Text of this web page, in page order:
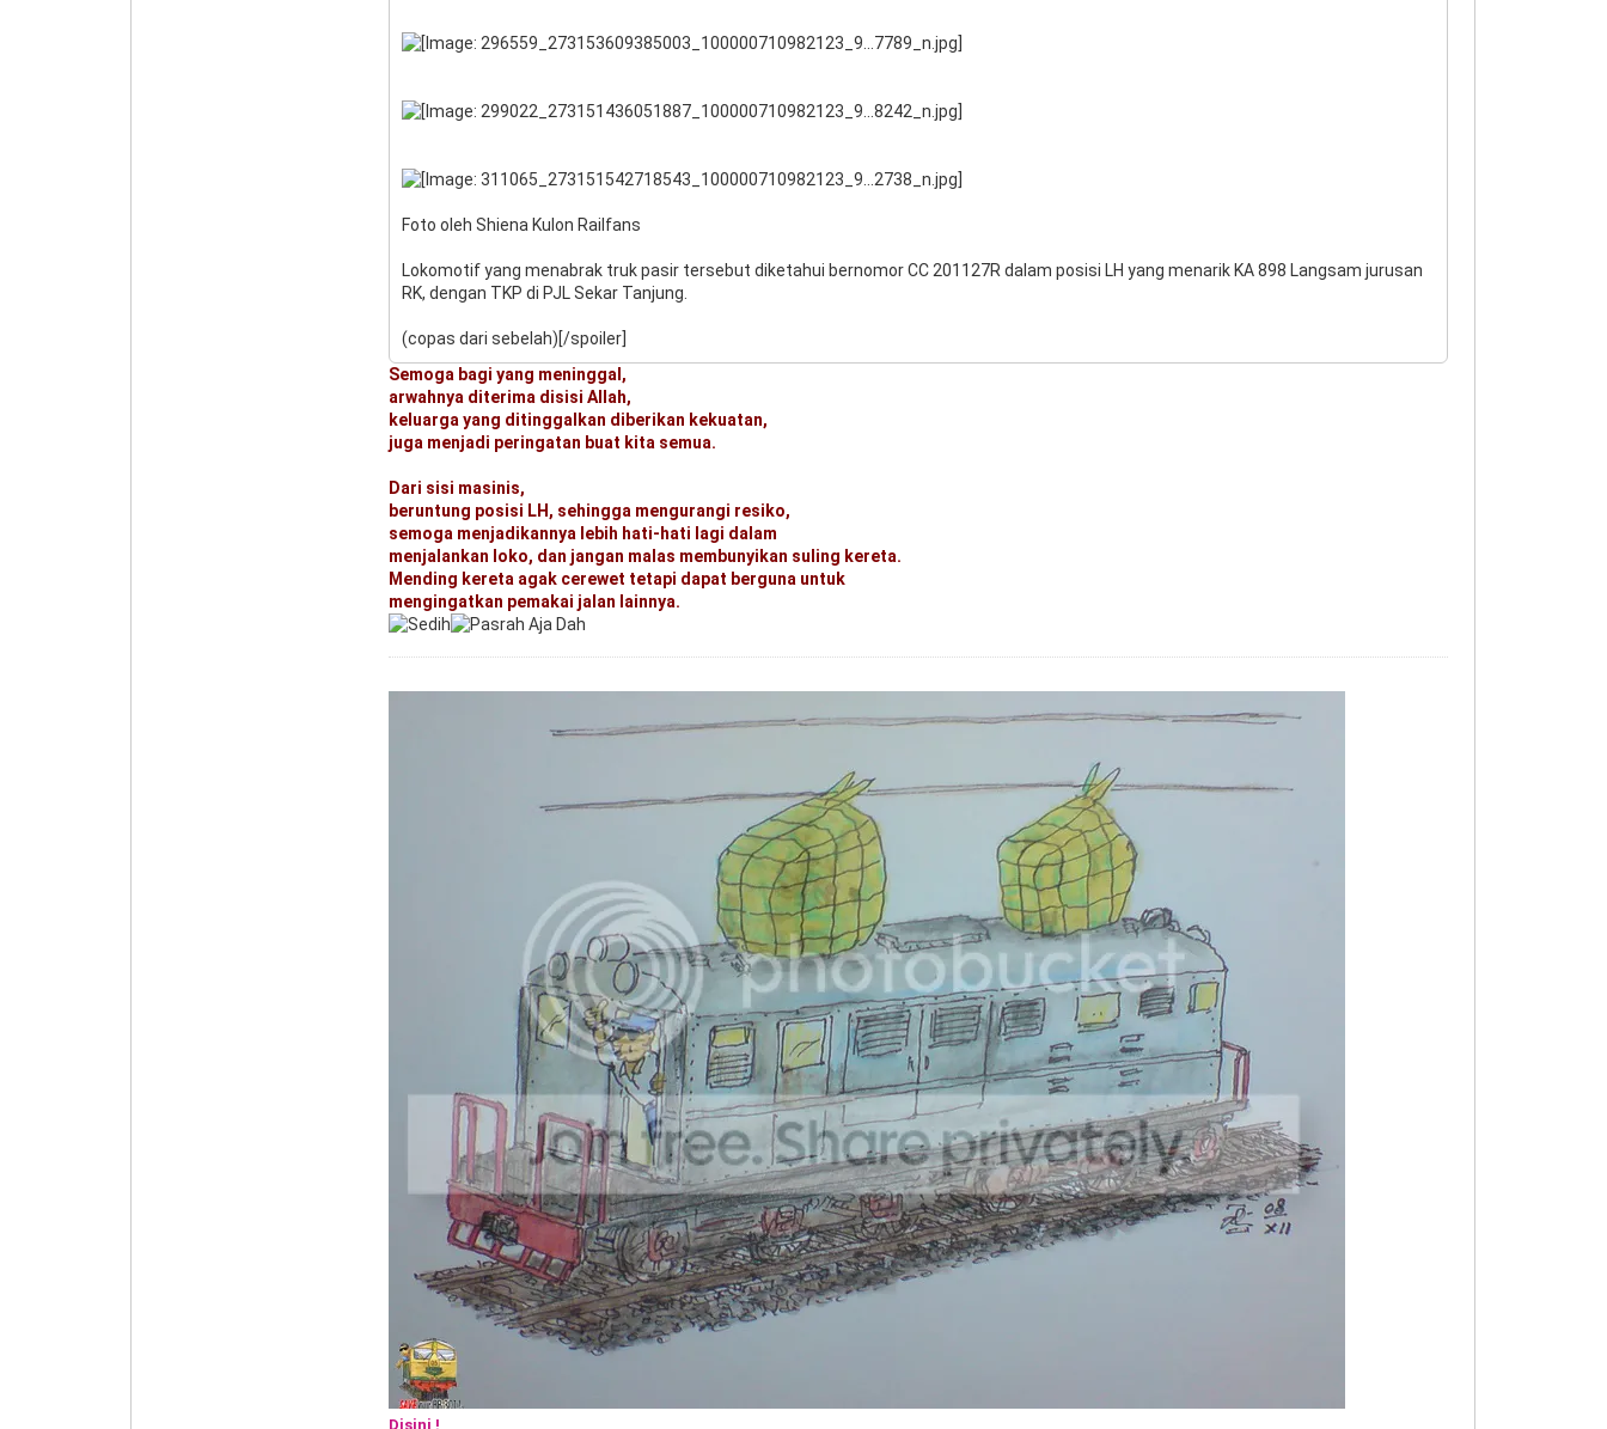
Foto oleh Shiena Kulon Railfans
Lokomotif yang menabrak truk pasir tersebut diketahui bernomor CC 201127R dalam posisi LH yang menarik KA 898 Langsam jurusan
RK, dengan TKP di PJL Sekar Tanjung.
(copas dari sebelah)[/spoiler]
Semoga bagi yang meninggal,
arwahnya diterima disisi Allah,
keluarga yang ditinggalkan diberikan kekuatan,
juga menjadi peringatan buat kita semua.
Dari sisi masinis,
beruntung posisi LH, sehingga mengurangi resiko,
semoga menjadikannya lebih hati-hati lagi dalam
menjalankan loko, dan jangan malas membunyikan suling kereta.
Mending kereta agak cerewet tetapi dapat berguna untuk
mengingatkan pemakai jalan lainnya.
Disini !